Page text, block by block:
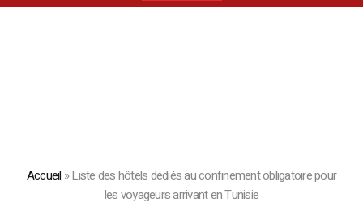
Accueil »Liste des hôtels dédiés au confinement obligatoire pour
les voyageurs arrivant en Tunisie